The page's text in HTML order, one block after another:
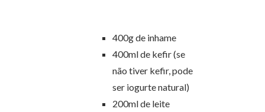
400g de inhame
400ml de kefir (se
não tiver kefir, pode
ser iogurte natural)
200ml de leite